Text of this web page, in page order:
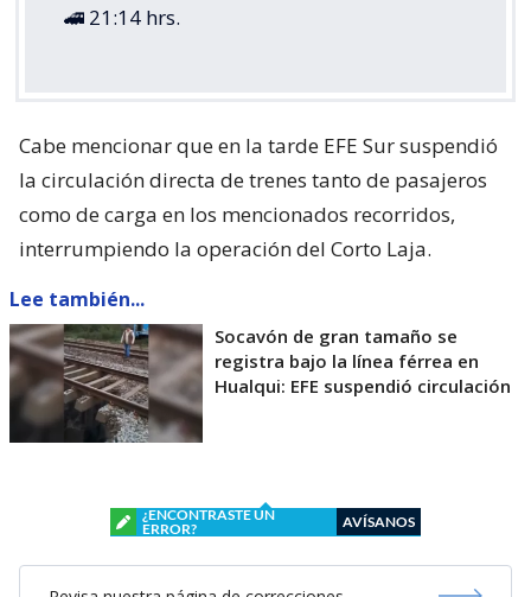
🚄 21:14 hrs.
Cabe mencionar que en la tarde EFE Sur suspendió
la circulación directa de trenes tanto de pasajeros
como de carga en los mencionados recorridos,
interrumpiendo la operación del Corto Laja.
Lee también...
Socavón de gran tamaño se
registra bajo la línea férrea en
Hualqui: EFE suspendió circulación
¿ENCONTRASTE UN
ERROR?
AVÍSANOS